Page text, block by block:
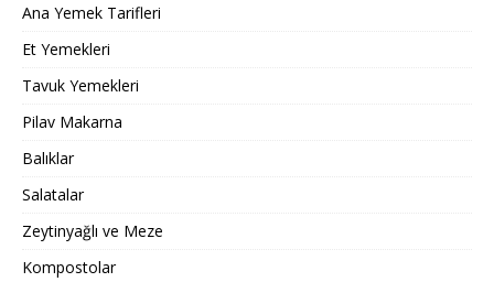
Ana Yemek Tarifleri
Et Yemekleri
Tavuk Yemekleri
Pilav Makarna
Balıklar
Salatalar
Zeytinyağlı ve Meze
Kompostolar